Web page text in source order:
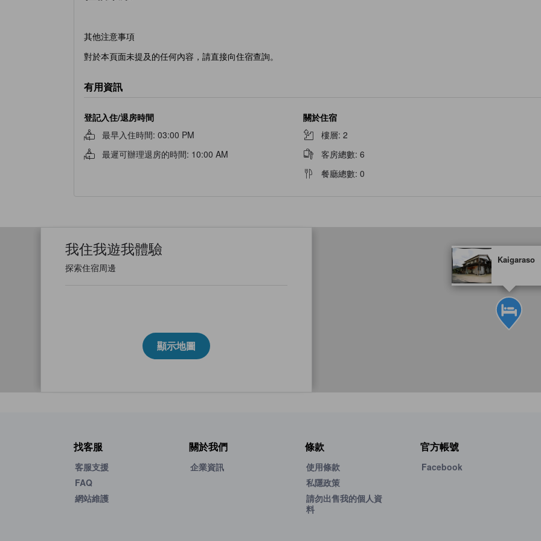
其他注意事項
對於本頁面未提及的任何內容，請直接向住宿查詢。
有用資訊
登記入住/退房時間
最早入住時間: 03:00 PM
最遲可辦理退房的時間: 10:00 AM
關於住宿
樓層:2
客房總數:6
餐廳總數:0
Kaigaraso
tooltip
金星評級由夥伴網站提
我住我遊我體驗
探索住宿周邊
顯示地圖
找客服
客服支援
FAQ
網站維護
關於我們
企業資訊
條款
使用條款
私隱政策
請勿出售我的個人資
料
官方帳號
Facebook